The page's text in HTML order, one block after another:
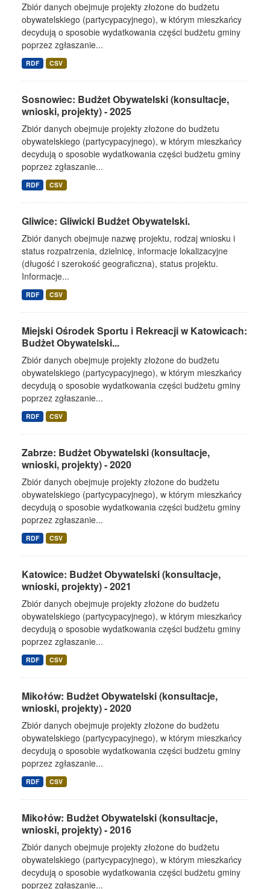
Zbiór danych obejmuje projekty złożone do budżetu
obywatelskiego (partycypacyjnego), w którym mieszkańcy
decydują o sposobie wydatkowania części budżetu gminy
poprzez zgłaszanie...
RDF CSV
Sosnowiec: Budżet Obywatelski (konsultacje,
wnioski, projekty) - 2025
Zbiór danych obejmuje projekty złożone do budżetu
obywatelskiego (partycypacyjnego), w którym mieszkańcy
decydują o sposobie wydatkowania części budżetu gminy
poprzez zgłaszanie...
RDF CSV
Gliwice: Gliwicki Budżet Obywatelski.
Zbiór danych obejmuje nazwę projektu, rodzaj wniosku i
status rozpatrzenia, dzielnicę, informacje lokalizacyjne
(długość i szerokość geograficzna), status projektu.
Informacje...
RDF CSV
Miejski Ośrodek Sportu i Rekreacji w Katowicach:
Budżet Obywatelski...
Zbiór danych obejmuje projekty złożone do budżetu
obywatelskiego (partycypacyjnego), w którym mieszkańcy
decydują o sposobie wydatkowania części budżetu gminy
poprzez zgłaszanie...
RDF CSV
Zabrze: Budżet Obywatelski (konsultacje,
wnioski, projekty) - 2020
Zbiór danych obejmuje projekty złożone do budżetu
obywatelskiego (partycypacyjnego), w którym mieszkańcy
decydują o sposobie wydatkowania części budżetu gminy
poprzez zgłaszanie...
RDF CSV
Katowice: Budżet Obywatelski (konsultacje,
wnioski, projekty) - 2021
Zbiór danych obejmuje projekty złożone do budżetu
obywatelskiego (partycypacyjnego), w którym mieszkańcy
decydują o sposobie wydatkowania części budżetu gminy
poprzez zgłaszanie...
RDF CSV
Mikołów: Budżet Obywatelski (konsultacje,
wnioski, projekty) - 2020
Zbiór danych obejmuje projekty złożone do budżetu
obywatelskiego (partycypacyjnego), w którym mieszkańcy
decydują o sposobie wydatkowania części budżetu gminy
poprzez zgłaszanie...
RDF CSV
Mikołów: Budżet Obywatelski (konsultacje,
wnioski, projekty) - 2016
Zbiór danych obejmuje projekty złożone do budżetu
obywatelskiego (partycypacyjnego), w którym mieszkańcy
decydują o sposobie wydatkowania części budżetu gminy
poprzez zgłaszanie...